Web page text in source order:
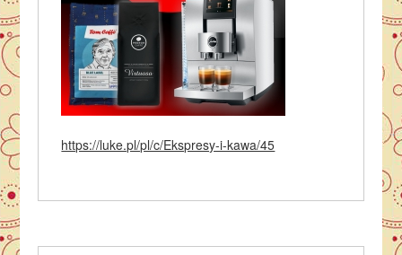
https://luke.pl/pl/c/Ekspresy-i-kawa/45